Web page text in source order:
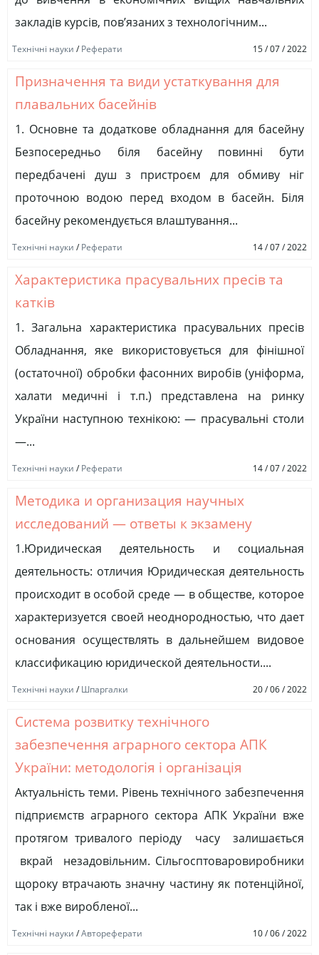
закладів курсів, пов’язаних з технологічним...
Технічні науки /Реферати 15 / 07 / 2022
Призначення та види устаткування для
плавальних басейнів
1. Основне та додаткове обладнання для басейну
Безпосередньо біля басейну повинні бути
передбачені душ з пристроєм для обмиву ніг
проточною водою перед входом в басейн. Біля
басейну рекомендується влаштування...
Технічні науки /Реферати 14 / 07 / 2022
Характеристика прасувальних пресів та
катків
1. Загальна характеристика прасувальних пресів
Обладнання, яке використовується для фінішної
(остаточної) обробки фасонних виробів (уніформа,
халати медичні і т.п.) представлена на ринку
України наступною технікою: — прасувальні столи
—...
Технічні науки /Реферати 14 / 07 / 2022
Методика и организация научных
исследований — ответы к экзамену
1.Юридическая деятельность и социальная
деятельность: отличия Юридическая деятельность
происходит в особой среде — в обществе, которое
характеризуется своей неоднородностью, что дает
основания осуществлять в дальнейшем видовое
классификацию юридической деятельности....
Технічні науки /Шпаргалки 20 / 06 / 2022
Система розвитку технічного
забезпечення аграрного сектора АПК
України: методологія і організація
Актуальність теми. Рівень технічного забезпечення
підприємств аграрного сектора АПК України вже
протягом тривалого періоду часу залишається
вкрай незадовільним. Сільгосптоваровиробники
щороку втрачають значну частину як потенційної,
так і вже виробленої...
Технічні науки /Автореферати 10 / 06 / 2022